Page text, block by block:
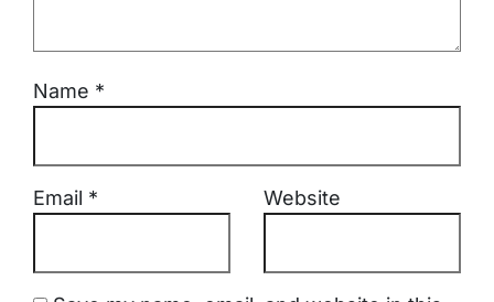
Name *
Email * Website